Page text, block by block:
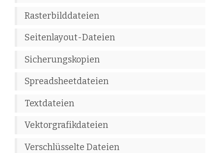
Rasterbilddateien
Seitenlayout-Dateien
Sicherungskopien
Spreadsheetdateien
Textdateien
Vektorgrafikdateien
Verschlüsselte Dateien